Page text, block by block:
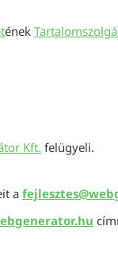
ének
Kft. felügyeli.
a